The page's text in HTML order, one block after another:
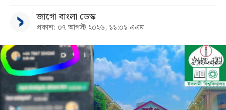
জাগো বাংলা ডেস্ক
প্রকাশ: ০৭ আগস্ট ২০২৬, ১১:০১ এএম